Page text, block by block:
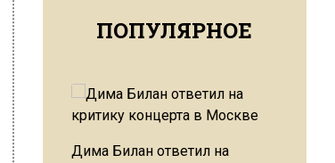
ПОПУЛЯРНОЕ
Дима Билан ответил на